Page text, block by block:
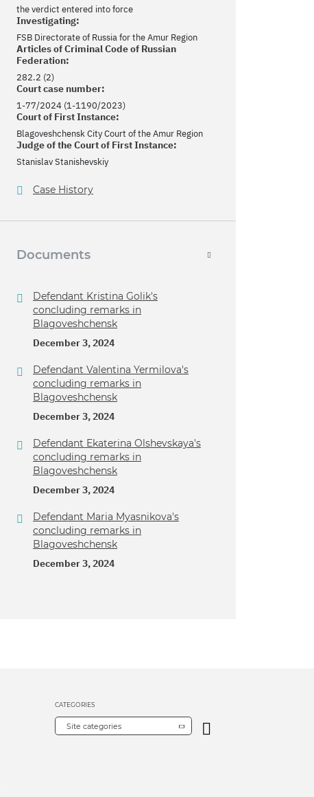
the verdict entered into force
Investigating:
FSB Directorate of Russia for the Amur Region
Articles of Criminal Code of Russian
Federation:
282.2 (2)
Court case number:
1-77/2024 (1-1190/2023)
Court of First Instance:
Blagoveshchensk City Court of the Amur Region
Judge of the Court of First Instance:
Stanislav Stanishevskiy
Case History
Documents
Defendant Kristina Golik's
concluding remarks in
Blagoveshchensk
December 3, 2024
Defendant Valentina Yermilova's
concluding remarks in
Blagoveshchensk
December 3, 2024
Defendant Ekaterina Olshevskaya's
concluding remarks in
Blagoveshchensk
December 3, 2024
Defendant Maria Myasnikova's
concluding remarks in
Blagoveshchensk
December 3, 2024
CATEGORIES
Site categories